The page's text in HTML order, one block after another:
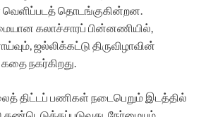
தொடங்குகின்றன.
கலாச்சாரப் பின்னணியில்,
ஜல்லிக்கட்டு திருவிழாவின்
நகர்கிறது.
திட்டப் பணிகள் நடைபெறும் இடத்தில்